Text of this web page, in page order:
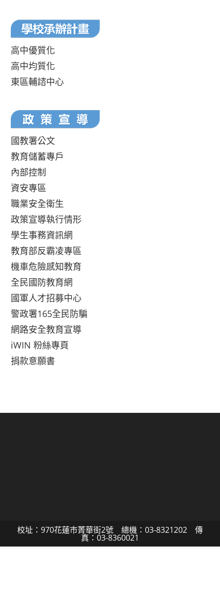
高中優質化
高中均質化
東區輔諮中心
國教署公文
教育儲蓄專戶
內部控制
資安專區
職業安全衛生
政策宣導執行情形
學生事務資訊網
教育部反霸凌專區
機車危險感知教育
全民國防教育網
國軍人才招募中心
警政署165全民防騙
網路安全教育宣導
iWIN 粉絲專頁
捐款意願書
校址：970花蓮市菁華街2號 總機：03-8321202 傳
真：03-8360021